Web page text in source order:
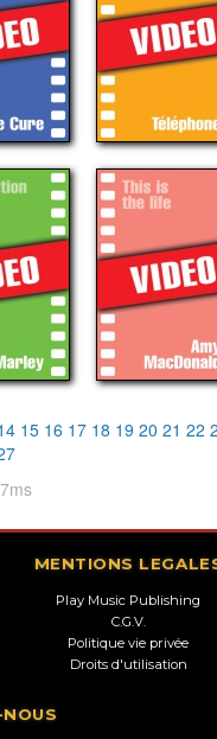
15 16 17 18 19 20 21 22
MENTIONS
Play Music Publishing
C.G.V.
Politique vie privée
Droits d'utilisation